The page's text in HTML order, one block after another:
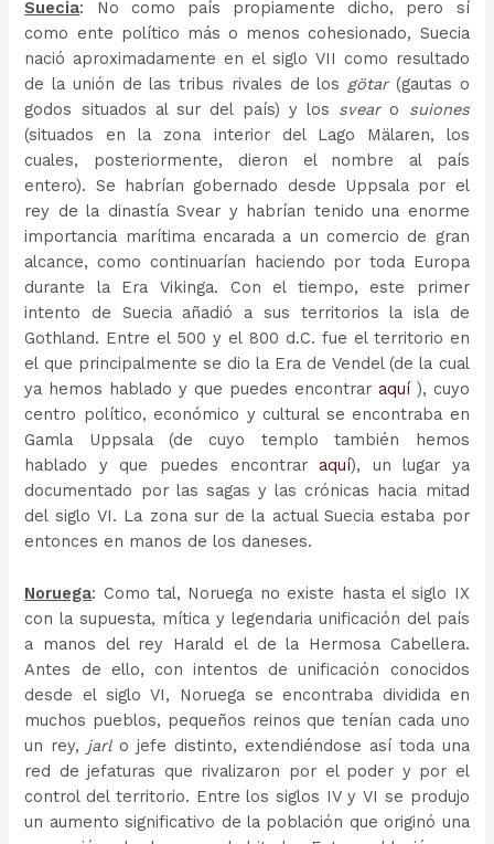
Suecia: No como país propiamente dicho, pero sí
como ente político más o menos cohesionado, Suecia
nació aproximadamente en el siglo VII como resultado
de la unión de las tribus rivales de los götar(gautas o
godos situados al sur del país) y los svearo suiones
(situados en la zona interior del Lago Mälaren, los
cuales, posteriormente, dieron el nombre al país
entero). Se habrían gobernado desde Uppsala por el
rey de la dinastía Svear y habrían tenido una enorme
importancia marítima encarada a un comercio de gran
alcance, como continuarían haciendo por toda Europa
durante la Era Vikinga. Con el tiempo, este primer
intento de Suecia añadió a sus territorios la isla de
Gothland. Entre el 500 y el 800 d.C. fue el territorio en
el que principalmente se dio la Era de Vendel (de la cual
ya hemos hablado y que puedes encontrar aquí), cuyo
centro político, económico y cultural se encontraba en
Gamla Uppsala (de cuyo templo también hemos
hablado y que puedes encontrar aquí), un lugar ya
documentado por las sagas y las crónicas hacia mitad
del siglo VI. La zona sur de la actual Suecia estaba por
entonces en manos de los daneses.
Noruega: Como tal, Noruega no existe hasta el siglo IX
con la supuesta, mítica y legendaria unificación del país
a manos del rey Harald el de la Hermosa Cabellera.
Antes de ello, con intentos de unificación conocidos
desde el siglo VI, Noruega se encontraba dividida en
muchos pueblos, pequeños reinos que tenían cada uno
un rey, jarlo jefe distinto, extendiéndose así toda una
red de jefaturas que rivalizaron por el poder y por el
control del territorio. Entre los siglos IV y VI se produjo
un aumento significativo de la población que originó una